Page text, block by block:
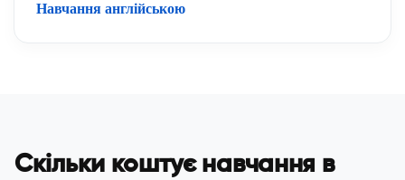
Навчання англійською
Скільки коштує навчання в